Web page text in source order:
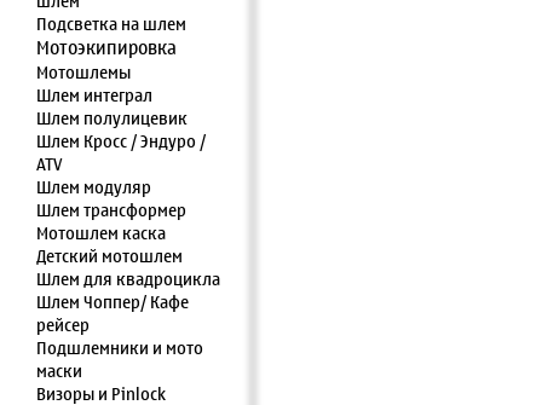
Подсветка на шлем
Мотоэкипировка
Мотошлемы
Шлем интеграл
Шлем полулицевик
Шлем Кросс / Эндуро /
ATV
Шлем модуляр
Шлем трансформер
Мотошлем каска
Детский мотошлем
Шлем для квадроцикла
Шлем Чоппер/ Кафе
рейсер
Подшлемники и мото
маски
Визоры и Pinlock